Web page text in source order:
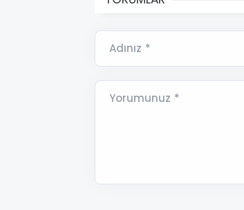
Adınız *
Yorumunuz *